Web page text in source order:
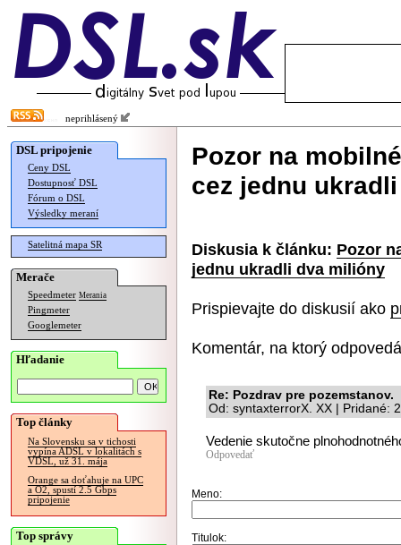
neprihlásený
DSL pripojenie
Ceny DSL
Dostupnosť DSL
Fórum o DSL
Výsledky meraní
Satelitná mapa SR
Merače
Speedmeter Merania
Pingmeter
Googlemeter
Hľadanie
Top články
Na Slovensku sa v tichosti
vypína ADSL v lokalitách s
VDSL, už 31. mája
Orange sa doťahuje na UPC
a O2, spustí 2.5 Gbps
pripojenie
Top správy
Pozor na
cez jednu
Diskusia k článku: Pozor
jednu ukradli dva milióny
Prispievajte do diskusií ako
Komentár, na ktorý
Re: Pozdrav pre pozemstanov.
Od: syntaxterrorX. XX | Pridané:
Vedenie skutočne
Odpovedať
Meno:
Titulok: